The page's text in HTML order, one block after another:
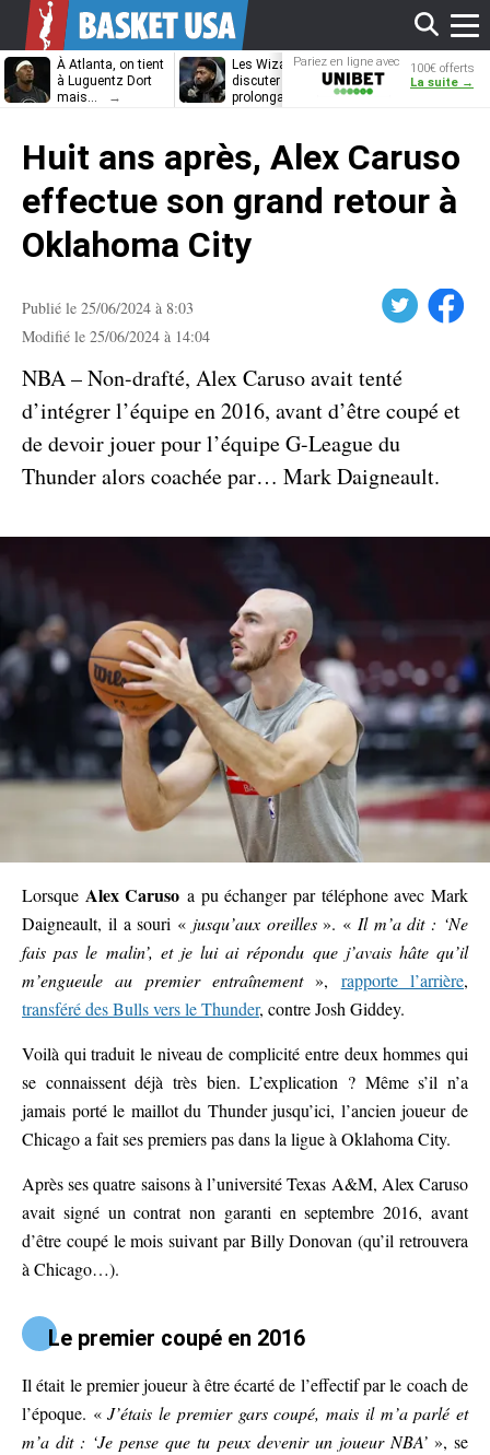
À Atlanta, on tient
à Luguentz Dort
mais…
Les Wizards vont
discuter
prolongation avec
Dennis
découvrira-t-il
Pariez en ligne avec
Unibet
100€ offerts
La suite →
Huit ans après, Alex Caruso
effectue son grand retour à
Oklahoma City
Publié le 25/06/2024 à 8:03
Modifié le 25/06/2024 à 14:04
Facebook
NBA – Non-drafté, Alex Caruso avait tenté
d’intégrer l’équipe en 2016, avant d’être coupé et
de devoir jouer pour l’équipe G-League du
Thunder alors coachée par… Mark Daigneault.
Lorsque Alex Carusoa pu échanger par téléphone avec Mark
Daigneault, il a souri « jusqu’aux oreilles». « Il m’a dit : ‘Ne
fais pas le malin’, et je lui ai répondu que j’avais hâte qu’il
m’engueule au premier entraînement», rapporte l’arrière,
transféré des Bulls vers le Thunder, contre Josh Giddey.
Voilà qui traduit le niveau de complicité entre deux hommes qui
se connaissent déjà très bien. L’explication ? Même s’il n’a
jamais porté le maillot du Thunder jusqu’ici, l’ancien joueur de
Chicago a fait ses premiers pas dans la ligue à Oklahoma City.
Après ses quatre saisons à l’université Texas A&M, Alex Caruso
avait signé un contrat non garanti en septembre 2016, avant
d’être coupé le mois suivant par Billy Donovan (qu’il retrouvera
à Chicago…).
Le premier coupé en 2016
Il était le premier joueur à être écarté de l’effectif par le coach de
l’époque. «J’étais le premier gars coupé, mais il m’a parlé et
m’a dit : ‘Je pense que tu peux devenir un joueur NBA’», se